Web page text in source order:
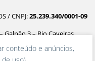
/ CNPJ:25.239.340/0001-09
Galpão 3 – Rio Caveiras,
302
conteúdo e anúncios,